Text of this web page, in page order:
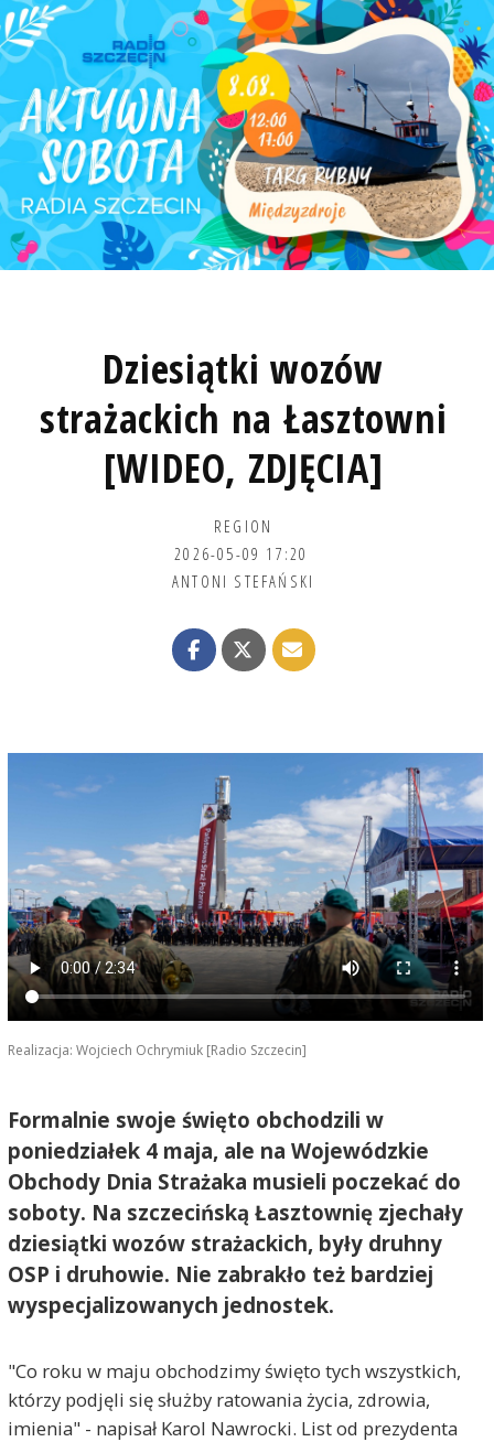
Dziesiątki wozów
strażackich na Łasztowni
[WIDEO, ZDJĘCIA]
REGION
2026-05-09 17:20
ANTONI STEFAŃSKI
Realizacja: Wojciech Ochrymiuk [Radio Szczecin]
Formalnie swoje święto obchodzili w
poniedziałek 4 maja, ale na Wojewódzkie
Obchody Dnia Strażaka musieli poczekać do
soboty. Na szczecińską Łasztownię zjechały
dziesiątki wozów strażackich, były druhny
OSP i druhowie. Nie zabrakło też bardziej
wyspecjalizowanych jednostek.
"Co roku w maju obchodzimy święto tych wszystkich,
którzy podjęli się służby ratowania życia, zdrowia,
imienia" - napisał Karol Nawrocki. List od prezydenta